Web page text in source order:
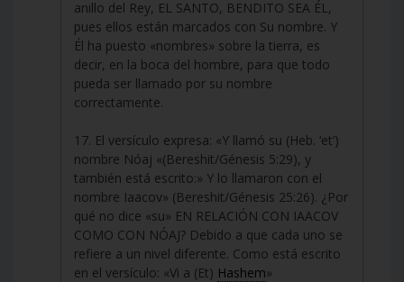
anillo del Rey, EL SANTO, BENDITO SEA ÉL,
pues ellos están marcados con Su nombre. Y
Él ha puesto «nombres» sobre la tierra, es
decir, en la boca del hombre, para que todo
pueda ser llamado por su nombre
correctamente.
17. El versículo expresa: «Y llamó su (Heb. ‘et’)
nombre Nóaj «(Bereshit/Génesis 5:29), y
también está escrito:» Y lo llamaron con el
nombre Iaacov» (Bereshit/Génesis 25:26). ¿Por
qué no dice «su» EN RELACIÓN CON IAACOV
COMO CON NÓAJ? Debido a que cada uno se
refiere a un nivel diferente. Como está escrito
en el versículo: «Vi a (Et) Hashem»